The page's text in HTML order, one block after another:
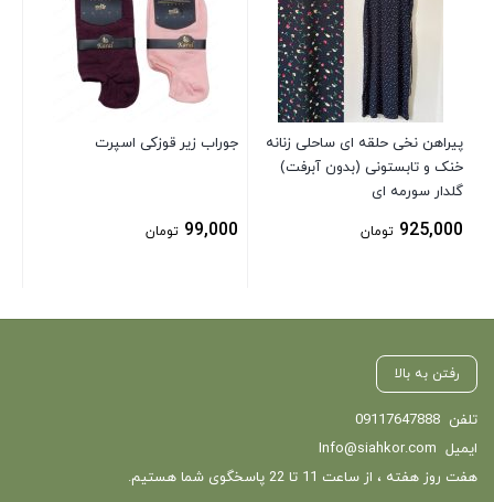
پیراهن نخی حلقه ای ساحلی زنانه
خنک و تابستونی (بدون آبرفت)
گلدار سورمه ای
925,000 تومان
جوراب زیر قوزکی اسپرت
99,000 تومان
رفتن به بالا
تلفن 09117647888
ایمیل Info@siahkor.com
هفت روز هفته ، از ساعت 11 تا 22 پاسخگوی شما هستیم.